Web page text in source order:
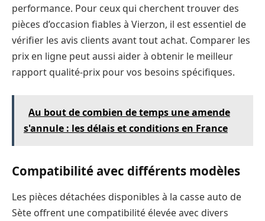
performance. Pour ceux qui cherchent trouver des
pièces d’occasion fiables à Vierzon, il est essentiel de
vérifier les avis clients avant tout achat. Comparer les
prix en ligne peut aussi aider à obtenir le meilleur
rapport qualité-prix pour vos besoins spécifiques.
Au bout de combien de temps une amende
s'annule : les délais et conditions en France
Compatibilité avec différents modèles
Les pièces détachées disponibles à la casse auto de
Sète offrent une compatibilité élevée avec divers